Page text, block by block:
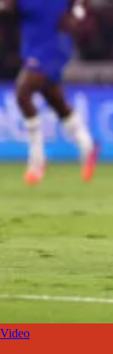
Video